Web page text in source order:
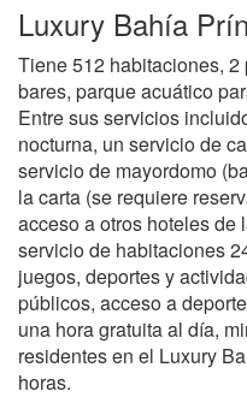
Luxury Bahía
Tiene 512 habitaciones,
bares, parque acuático
Entre sus servicios
nocturna, un servicio de
servicio de mayordomo
la carta (se requiere
acceso a otros hoteles de
servicio de habitaciones
juegos, deportes y
públicos, acceso a
una hora gratuita al día,
residentes en el Luxury
horas.